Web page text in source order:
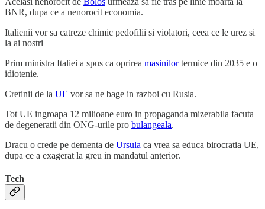
BNR, dupa ce a nenorocit economia.
Italienii vor sa catreze chimic pedofilii si violatori, ceea ce le urez si
la ai nostri
Prim ministra Italiei a spus ca oprirea masinilortermice din 2035 e o
idiotenie.
Cretinii de la UE vor sa ne bage in razboi cu Rusia.
Tot UE ingroapa 12 milioane euro in propaganda mizerabila facuta
de degeneratii din ONG-urile pro bulangeala.
Dracu o crede pe dementa de Ursula ca vrea sa educa birocratia UE,
dupa ce a exagerat la greu in mandatul anterior.
Tech